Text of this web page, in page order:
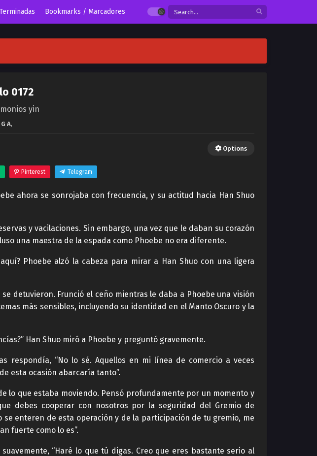
Bookmarks / Marcadores
0172
yin
A,
Options
Pinterest Telegram
ahora se sonrojaba con frecuencia, y su actitud hacia Han Shuo
y vacilaciones. Sin embargo, una vez que le daban su corazón
una maestra de la espada como Phoebe no era diferente.
Phoebe alzó la cabeza para mirar a Han Shuo con una ligera
detuvieron. Frunció el ceño mientras le daba a Phoebe una visión
más sensibles, incluyendo su identidad en el Manto Oscuro y la
Han Shuo miró a Phoebe y preguntó gravemente.
respondía, “No lo sé. Aquellos en mi línea de comercio a veces
esta ocasión abarcaría tanto”.
lo que estaba moviendo. Pensó profundamente por un momento y
debes cooperar con nosotros por la seguridad del Gremio de
enteren de esta operación y de la participación de tu gremio, me
fuerte como lo es”.
“Haré lo que tú digas. Creo que eres bastante serio al